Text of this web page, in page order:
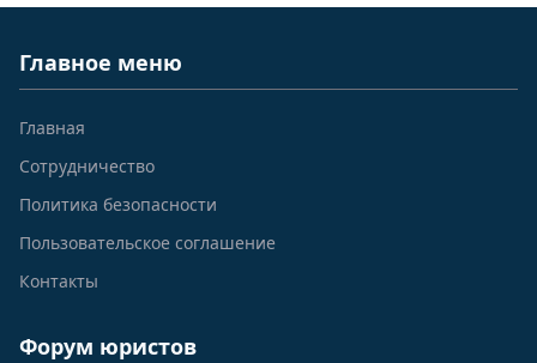
Главное меню
Главная
Сотрудничество
Политика безопасности
Пользовательское соглашение
Контакты
Форум юристов